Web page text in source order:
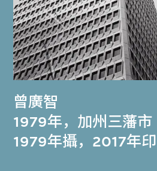
曾廣智
1979年，加州三藩市
1979年攝，2017年印